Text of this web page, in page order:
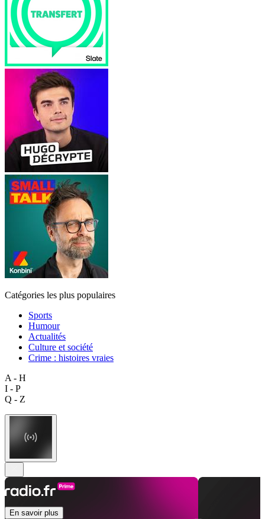
Catégories les plus populaires
Sports
Humour
Actualités
Culture et société
Crime : histoires vraies
A - H
I - P
Q - Z
En savoir plus